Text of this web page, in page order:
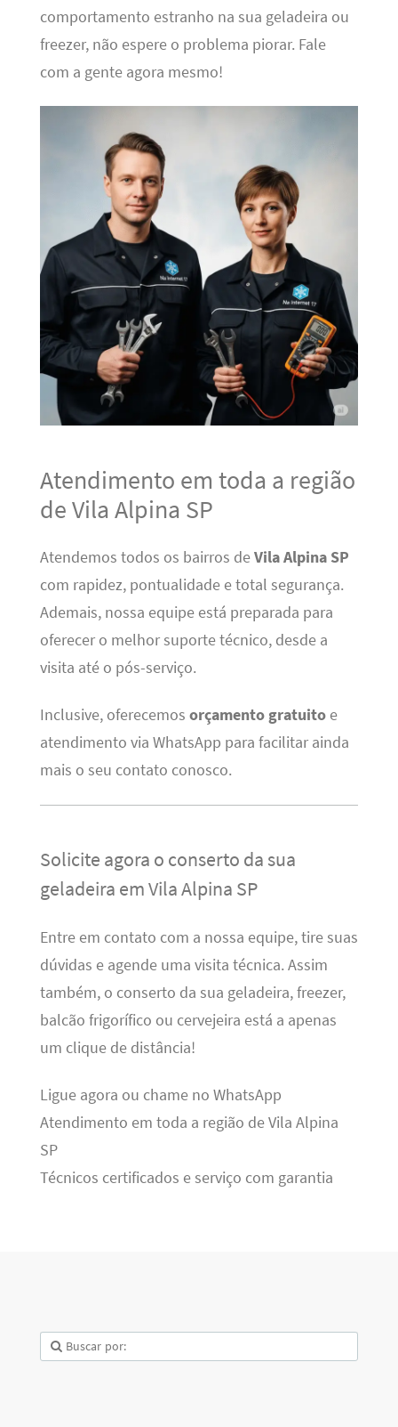
comportamento estranho na sua geladeira ou
freezer, não espere o problema piorar. Fale
com a gente agora mesmo!
Atendimento em toda a região
de Vila Alpina SP
Atendemos todos os bairros deVila Alpina SP
com rapidez, pontualidade e total segurança.
Ademais, nossa equipe está preparada para
oferecer o melhor suporte técnico, desde a
visita até o pós-serviço.
Inclusive, oferecemos orçamento gratuitoe
atendimento via WhatsApp para facilitar ainda
mais o seu contato conosco.
Solicite agora o conserto da sua
geladeira em Vila Alpina SP
Entre em contato com a nossa equipe, tire suas
dúvidas e agende uma visita técnica. Assim
também, o conserto da sua geladeira, freezer,
balcão frigorífico ou cervejeira está a apenas
um clique de distância!
Ligue agora ou chame no WhatsApp
Atendimento em toda a região de Vila Alpina
SP
Técnicos certificados e serviço com garantia